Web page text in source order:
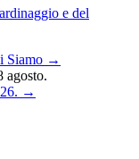
e del
Siamo →
agosto.
→